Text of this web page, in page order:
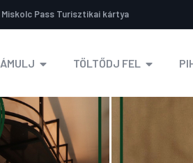
Miskolc Pass Turisztikai kártya
ÁMULJ TÖLTŐDJ FEL